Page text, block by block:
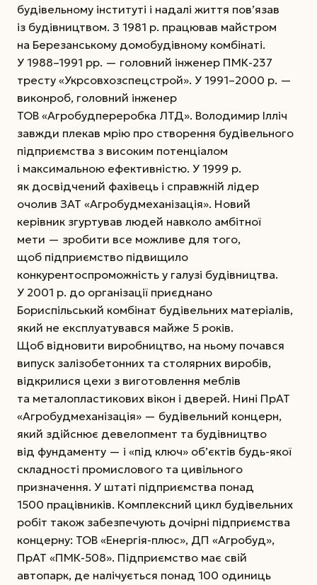
будівельному інституті і надалі життя пов’язав
із будівництвом. З 1981 р. працював майстром
на Березанському домобудівному комбінаті.
У 1988–1991 рр. — голов­ний інженер ПМК-237
тресту «Укр­совхоз­спецстрой». У 1991–2000 р. —
виконроб, голов­ний інженер
ТОВ «Агробудпереробка ЛТД». Володимир Ілліч
завжди плекав мрію про створення будівельного
підприємства з високим потенціалом
і максимальною ефективністю. У 1999 р.
як досвідчений фахівець і справжній лідер
очолив ЗАТ «Агробудмеханізація». Новий
керівник згуртував людей навколо амбітної
мети — зробити все можливе для того,
щоб підприємство підвищило
конкурентоспроможність у галузі будівництва.
У 2001 р. до організації приєднано
Бориспільський комбінат будівельних матеріалів,
який не експлуатувався майже 5 років.
Щоб відновити виробництво, на ньому почався
випуск залізобетонних та столярних виробів,
відкрилися цехи з виготовлення меблів
та металопластикових вікон і дверей. Нині ПрАТ
«Агробудмеханізація» — будівельний концерн,
який здійснює девелопмент та будівництво
від фундаменту — і «під ключ» об’єктів будь-якої
складності промислового та цивільного
призначення. У штаті підприємства понад
1500 працівників. Комплексний цикл будівельних
робіт також забезпечують дочірні підприємства
концерну: ТОВ «Енергія-плюс», ДП «Агробуд»,
ПрАТ «ПМК-508». Підприємство має свій
автопарк, де налічується понад 100 одиниць